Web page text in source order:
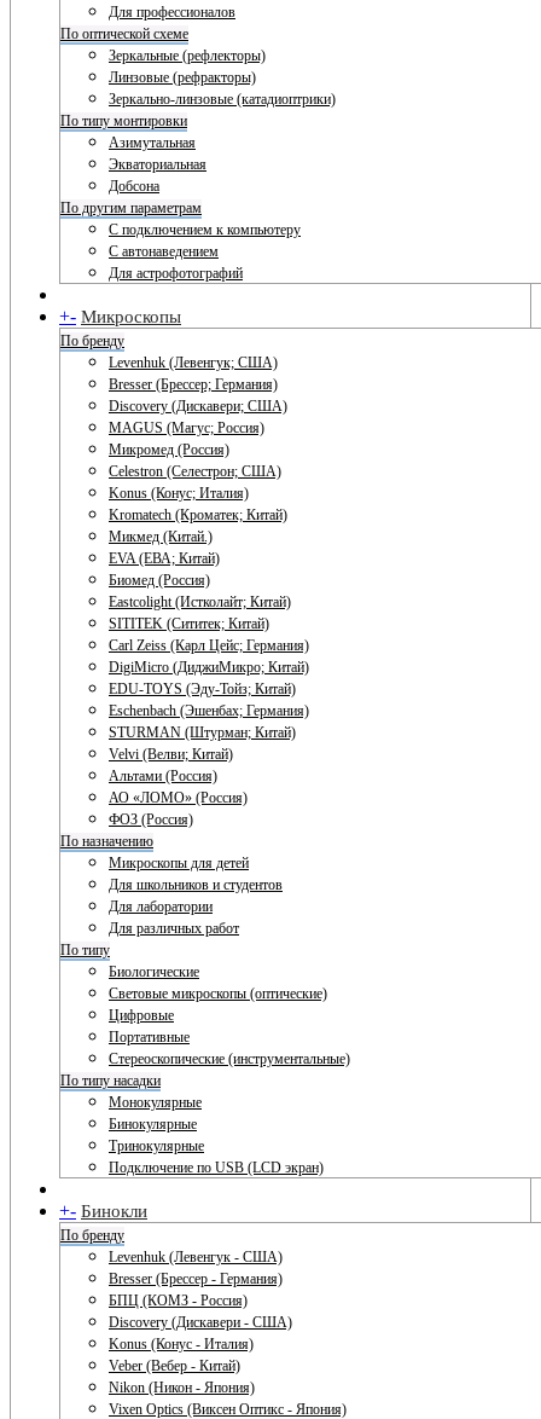
Для профессионалов
По оптической схеме
Зеркальные (рефлекторы)
Линзовые (рефракторы)
Зеркально-линзовые (катадиоптрики)
По типу монтировки
Азимутальная
Экваториальная
Добсона
По другим параметрам
С подключением к компьютеру
С автонаведением
Для астрофотографий
+- Микроскопы
По бренду
Levenhuk (Левенгук; США)
Bresser (Брессер; Германия)
Discovery (Дискавери; США)
MAGUS (Магус; Россия)
Микромед (Россия)
Celestron (Селестрон; США)
Konus (Конус; Италия)
Kromatech (Кроматек; Китай)
Микмед (Китай.)
EVA (ЕВА; Китай)
Биомед (Россия)
Eastcolight (Истколайт; Китай)
SITITEK (Сититек; Китай)
Carl Zeiss (Карл Цейс; Германия)
DigiMicro (ДиджиМикро; Китай)
EDU-TOYS (Эду-Тойз; Китай)
Eschenbach (Эшенбах; Германия)
STURMAN (Штурман; Китай)
Velvi (Велви; Китай)
Альтами (Россия)
АО «ЛОМО» (Россия)
ФОЗ (Россия)
По назначению
Микроскопы для детей
Для школьников и студентов
Для лаборатории
Для различных работ
По типу
Биологические
Световые микроскопы (оптические)
Цифровые
Портативные
Стереоскопические (инструментальные)
По типу насадки
Монокулярные
Бинокулярные
Тринокулярные
Подключение по USB (LCD экран)
+- Бинокли
По бренду
Levenhuk (Левенгук - США)
Bresser (Брессер - Германия)
БПЦ (КОМЗ - Россия)
Discovery (Дискавери - США)
Konus (Конус - Италия)
Veber (Вебер - Китай)
Nikon (Никон - Япония)
Vixen Optics (Виксен Оптикс - Япония)